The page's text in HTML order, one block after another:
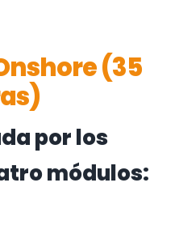
(35
por los
módulos: